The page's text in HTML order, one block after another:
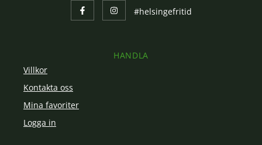
#helsingefritid
HANDLA
Villkor
Kontakta oss
Mina favoriter
Logga in